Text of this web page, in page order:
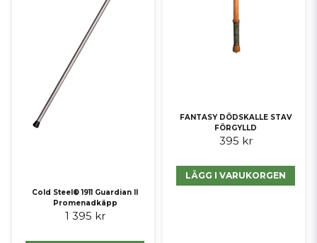
Cold Steel® 1911 Guardian II
Promenadkäpp
1 395 kr
FANTASY DÖDSKALLE STAV
FÖRGYLLD
395 kr
LÄGG I VARUKORGEN